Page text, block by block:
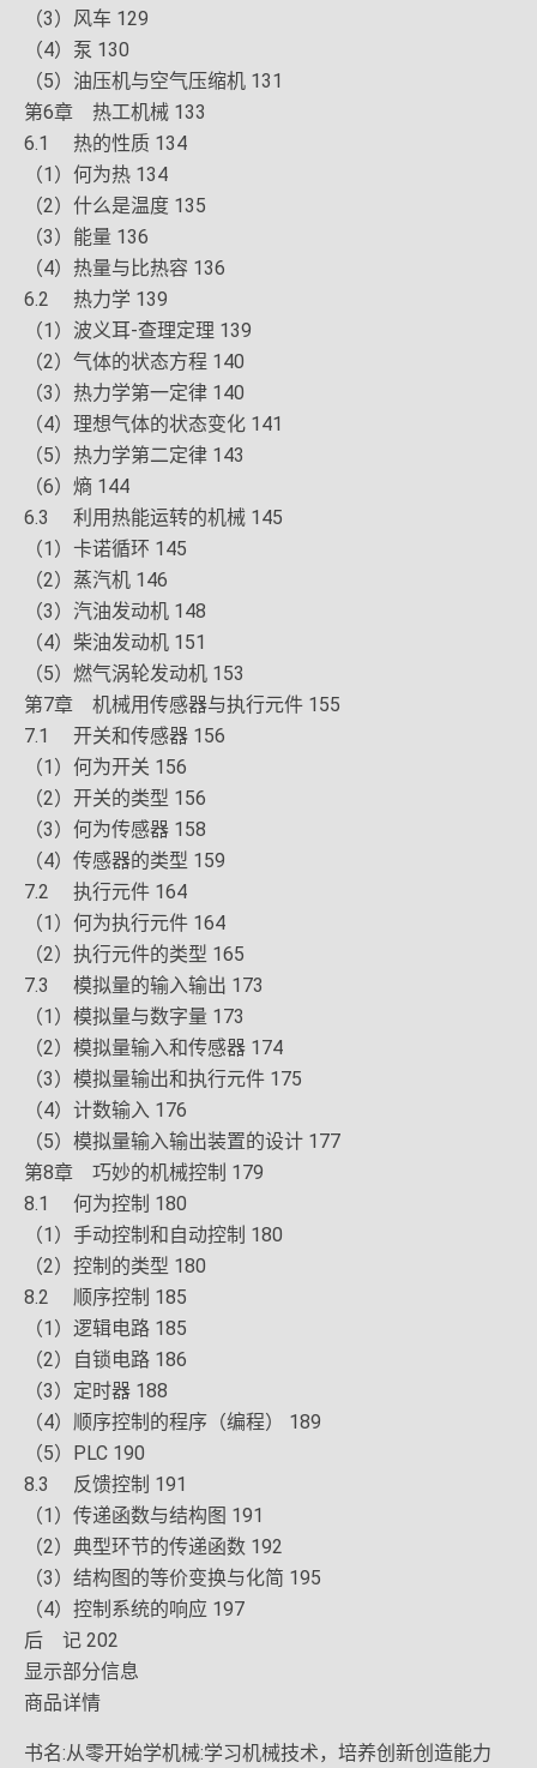
（3）风车 129
（4）泵 130
（5）油压机与空气压缩机 131
第6章 热工机械 133
6.1 热的性质 134
（1）何为热 134
（2）什么是温度 135
（3）能量 136
（4）热量与比热容 136
6.2 热力学 139
（1）波义耳-查理定理 139
（2）气体的状态方程 140
（3）热力学第一定律 140
（4）理想气体的状态变化 141
（5）热力学第二定律 143
（6）熵 144
6.3 利用热能运转的机械 145
（1）卡诺循环 145
（2）蒸汽机 146
（3）汽油发动机 148
（4）柴油发动机 151
（5）燃气涡轮发动机 153
第7章 机械用传感器与执行元件 155
7.1 开关和传感器 156
（1）何为开关 156
（2）开关的类型 156
（3）何为传感器 158
（4）传感器的类型 159
7.2 执行元件 164
（1）何为执行元件 164
（2）执行元件的类型 165
7.3 模拟量的输入输出 173
（1）模拟量与数字量 173
（2）模拟量输入和传感器 174
（3）模拟量输出和执行元件 175
（4）计数输入 176
（5）模拟量输入输出装置的设计 177
第8章 巧妙的机械控制 179
8.1 何为控制 180
（1）手动控制和自动控制 180
（2）控制的类型 180
8.2 顺序控制 185
（1）逻辑电路 185
（2）自锁电路 186
（3）定时器 188
（4）顺序控制的程序（编程） 189
（5）PLC 190
8.3 反馈控制 191
（1）传递函数与结构图 191
（2）典型环节的传递函数 192
（3）结构图的等价变换与化简 195
（4）控制系统的响应 197
后 记 202
显示部分信息
商品详情
书名:从零开始学机械:学习机械技术，培养创新创造能力